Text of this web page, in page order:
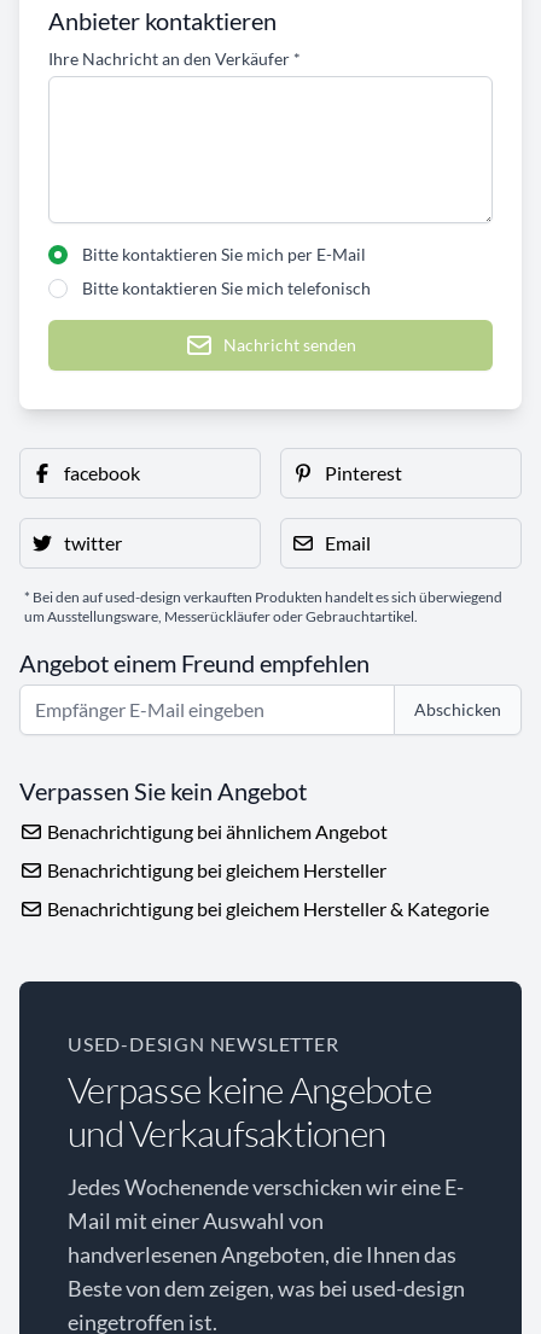
Anbieter kontaktieren
Ihre Nachricht an den Verkäufer *
Bitte kontaktieren Sie mich per E-Mail
Bitte kontaktieren Sie mich telefonisch
Nachricht senden
facebook Pinterest
twitter Email
* Bei den auf used-design verkauften Produkten handelt es sich überwiegend
um Ausstellungsware, Messerückläufer oder Gebrauchtartikel.
Angebot einem Freund empfehlen
Abschicken
Verpassen Sie kein Angebot
Benachrichtigung bei ähnlichem Angebot
Benachrichtigung bei gleichem Hersteller
Benachrichtigung bei gleichem Hersteller & Kategorie
USED-DESIGN NEWSLETTER
Verpasse keine Angebote
und Verkaufsaktionen
Jedes Wochenende verschicken wir eine E-
Mail mit einer Auswahl von
handverlesenen Angeboten, die Ihnen das
Beste von dem zeigen, was bei used-design
eingetroffen ist.